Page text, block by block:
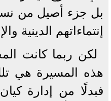
بل جزء أصيل من
إنتماءاتهم الدينية
لكن ربما كانت
هذه المسيرة هي
فبدلًا من إدارة